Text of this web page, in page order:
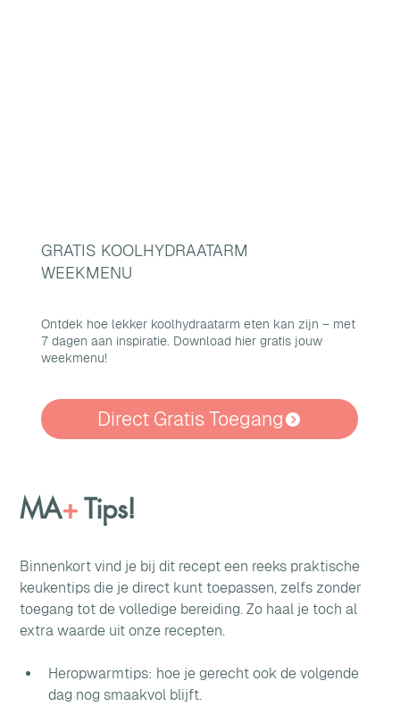
GRATIS KOOLHYDRAATARM
WEEKMENU
Ontdek hoe lekker koolhydraatarm eten kan zijn – met
7 dagen aan inspiratie. Download hier gratis jouw
weekmenu!
Direct Gratis Toegang
MA+Tips!
Binnenkort vind je bij dit recept een reeks praktische
keukentips die je direct kunt toepassen, zelfs zonder
toegang tot de volledige bereiding. Zo haal je toch al
extra waarde uit onze recepten.
Heropwarmtips: hoe je gerecht ook de volgende
dag nog smaakvol blijft.